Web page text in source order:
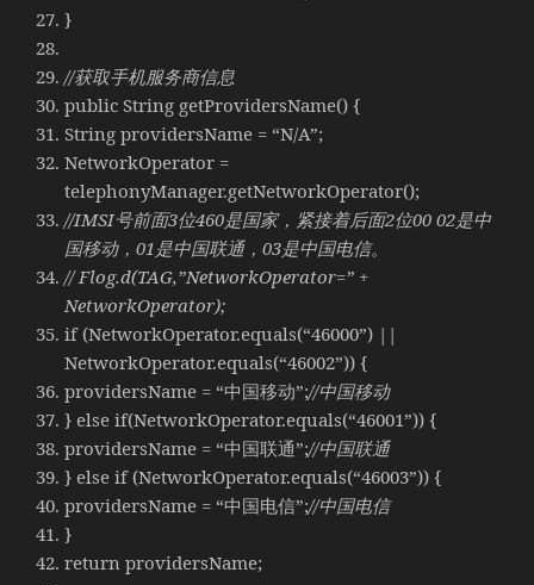
}
//获取手机服务商信息
public String getProvidersName() {
String providersName = “N/A”;
NetworkOperator =
telephonyManager.getNetworkOperator();
//IMSI号前面3位460是国家，紧接着后面2位00 02是中
国移动，01是中国联通，03是中国电信。
// Flog.d(TAG,”NetworkOperator=” +
NetworkOperator);
if (NetworkOperator.equals(“46000”) ||
NetworkOperator.equals(“46002”)) {
providersName = “中国移动”;//中国移动
} else if(NetworkOperator.equals(“46001”)) {
providersName = “中国联通”;//中国联通
} else if (NetworkOperator.equals(“46003”)) {
providersName = “中国电信”;//中国电信
}
return providersName;